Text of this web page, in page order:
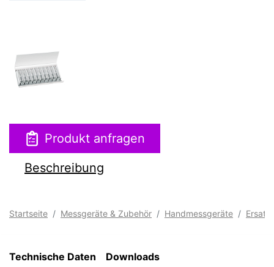
Produkt anfragen
Beschreibung
Startseite Messgeräte & Zubehör Handmessgeräte
Technische Daten Downloads